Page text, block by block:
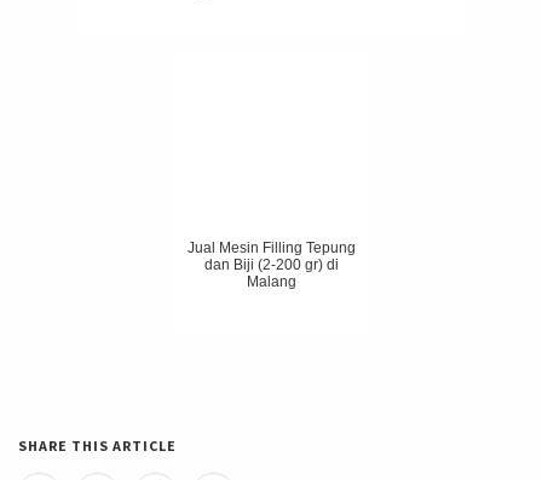
Jual Mesin Filling Tepung
dan Biji (2-200 gr) di
Malang
SHARE THIS ARTICLE